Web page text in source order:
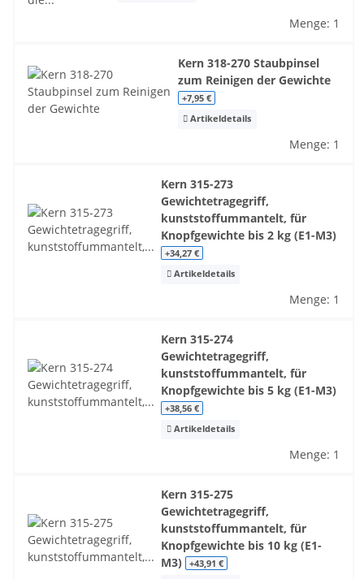
Menge: 1
Kern 318-270 Staubpinsel
zum Reinigen der Gewichte
+7,95 €
Artikeldetails
Menge: 1
Kern 315-273
Gewichtetragegriff,
kunststoffummantelt, für
Knopfgewichte bis 2 kg (E1-M3)
+34,27 €
Artikeldetails
Menge: 1
Kern 315-274
Gewichtetragegriff,
kunststoffummantelt, für
Knopfgewichte bis 5 kg (E1-M3)
+38,56 €
Artikeldetails
Menge: 1
Kern 315-275
Gewichtetragegriff,
kunststoffummantelt, für
Knopfgewichte bis 10 kg (E1-
M3)
+43,91 €